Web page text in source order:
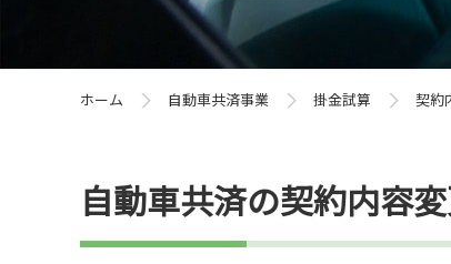
ホーム 自動車共済事業 掛金試算 契約
自動車共済の契約内容